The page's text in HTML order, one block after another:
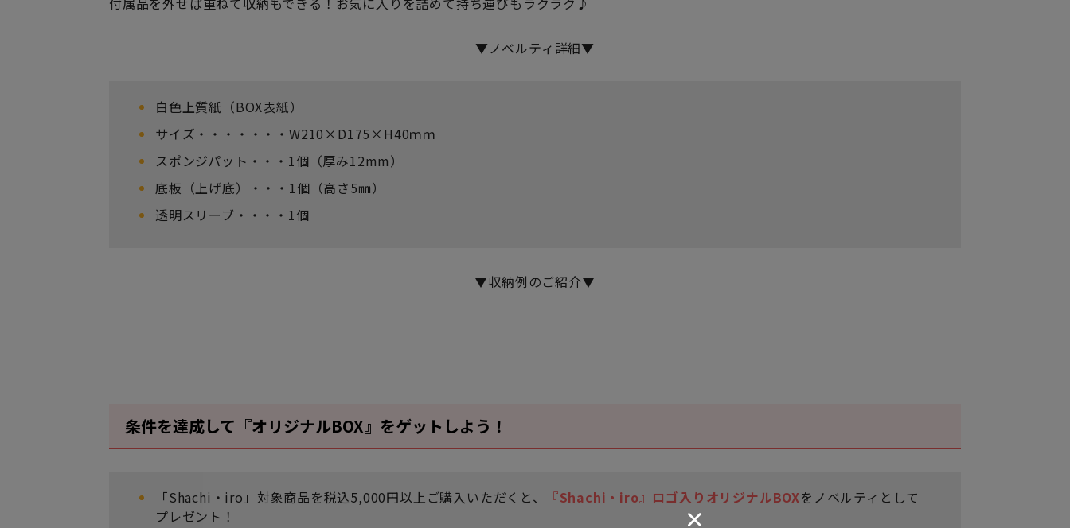
▼ノベルティ詳細▼
白色上質紙（BOX表紙）
サイズ・・・・・・・W210×D175×H40ｍｍ
スポンジパット・・・1個（厚み12mm）
底板（上げ底）・・・1個（高さ5㎜）
透明スリーブ・・・・1個
▼収納例のご紹介▼
条件を達成して『オリジナルBOX』をゲットしよう！
「Shachi・iro」対象商品を税込5,000円以上ご購入いただくと、 『Shachi・iro』ロゴ入りオリジナルBOXをノベルティとして
プレゼント！